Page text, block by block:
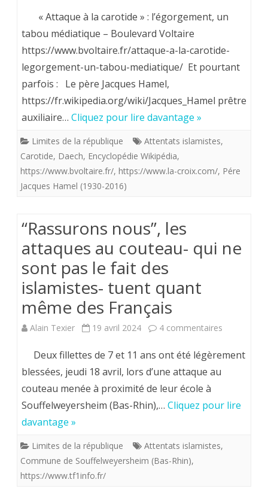
les
chiens
et
« Attaque à la carotide » : l’égorgement, un
tabou médiatique – Boulevard Voltaire
https://www.bvoltaire.fr/attaque-a-la-carotide-
legorgement-un-tabou-mediatique/ Et pourtant
parfois : Le père Jacques Hamel,
https://fr.wikipedia.org/wiki/Jacques_Hamel prêtre
auxiliaire… Cliquez pour lire davantage »
Limites de la république Attentats islamistes,
Carotide, Daech, Encyclopédie Wikipédia,
https://www.bvoltaire.fr/, https://www.la-croix.com/, Pére
Jacques Hamel (1930-2016)
“Rassurons nous”, les
attaques au couteau- qui ne
sont pas le fait des
islamistes- tuent quant
même des Français
Alain Texier 19 avril 2024 4 commentaires
attaques
Deux fillettes de 7 et 11 ans ont été légèrement
blessées, jeudi 18 avril, lors d’une attaque au
couteau menée à proximité de leur école à
Souffelweyersheim (Bas-Rhin),… Cliquez pour lire
davantage »
Limites de la république Attentats islamistes,
Commune de Souffelweyersheim (Bas-Rhin),
https://www.tf1info.fr/